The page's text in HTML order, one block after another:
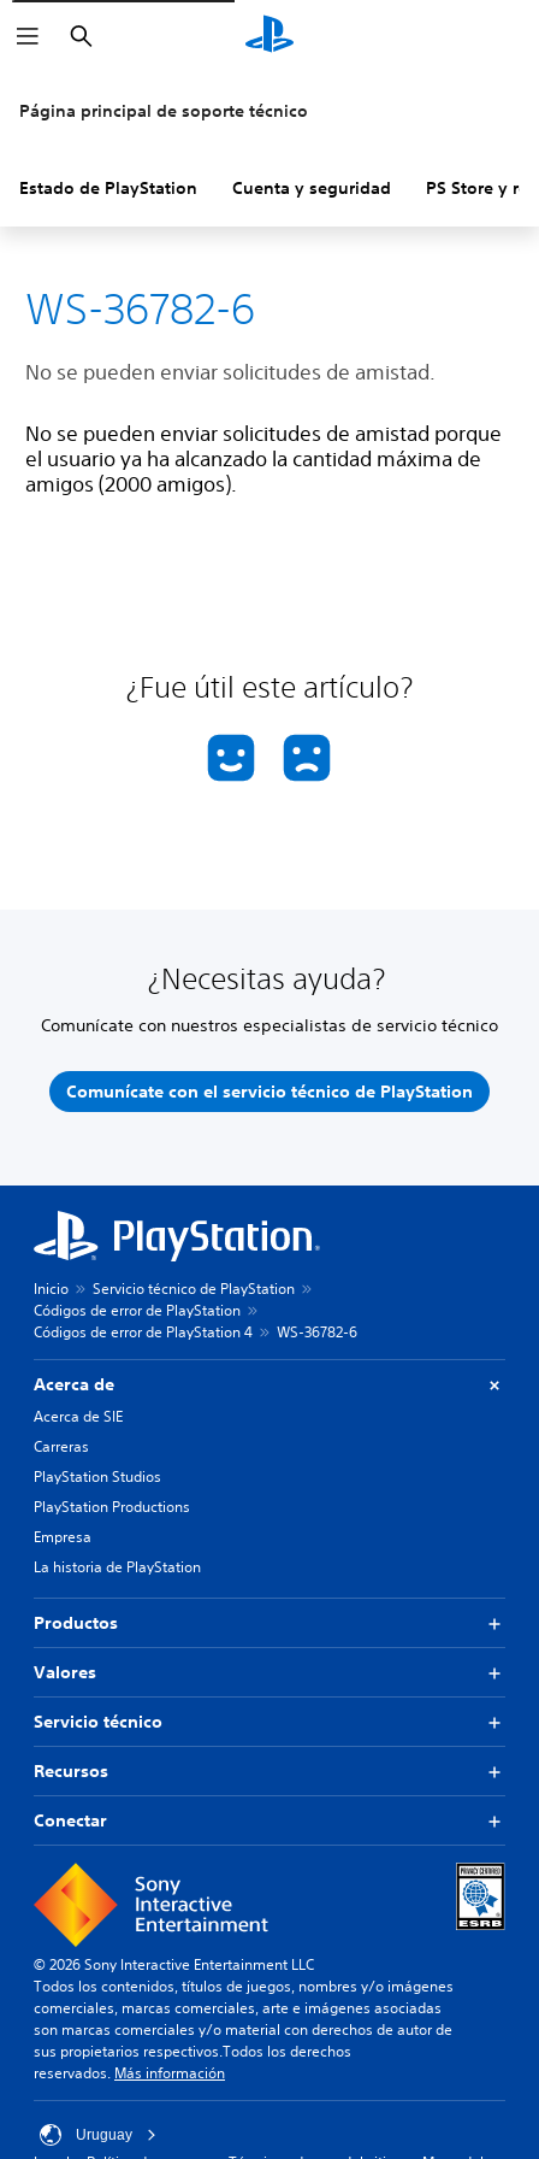
Buscar
Página principal de soporte técnico
Estado de PlayStation Cuenta y seguridad PS Store y
WS-36782-6
No se pueden enviar solicitudes de amistad.
No se pueden enviar solicitudes de amistad porque
el usuario ya ha alcanzado la cantidad máxima de
amigos (2000 amigos).
¿Fue útil este artículo?
¿Necesitas ayuda?
Comunícate con nuestros especialistas de servicio técnico
Comunícate con el servicio técnico de PlayStation
Inicio
Servicio técnico de PlayStation
Códigos de error de PlayStation
Códigos de error de PlayStation 4
WS-36782-6
Acerca de
Acerca de SIE
Carreras
PlayStation Studios
PlayStation Productions
Empresa
La historia de PlayStation
Productos
Valores
Servicio técnico
Recursos
Conectar
© 2026 Sony Interactive Entertainment LLC
Todos los contenidos, títulos de juegos, nombres y/o imágenes
comerciales, marcas comerciales, arte e imágenes asociadas
son marcas comerciales y/o material con derechos de autor de
sus propietarios respectivos.Todos los derechos
reservados. Más información
Uruguay